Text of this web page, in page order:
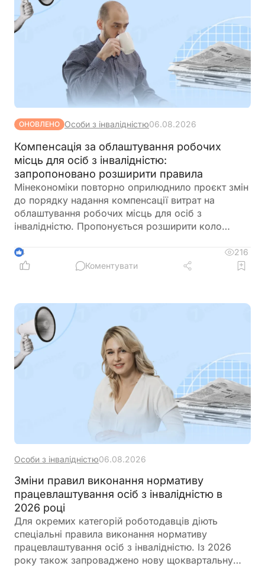
ОНОВЛЕНО Особи з інвалідністю06.08.2026
Компенсація за облаштування робочих
місць для осіб з інвалідністю:
запропоновано розширити правила
Мінекономіки повторно оприлюднило проєкт змін
до порядку надання компенсації витрат на
облаштування робочих місць для осіб з
інвалідністю. Пропонується розширити коло
ветеранів з інвалідністю, уточнити вимоги до
документів та умов оплати праці, а також
4
216
Коментувати
Особи з інвалідністю06.08.2026
Зміни правил виконання нормативу
працевлаштування осіб з інвалідністю в
2026 році
Для окремих категорій роботодавців діють
спеціальні правила виконання нормативу
працевлаштування осіб з інвалідністю. Із 2026
року також запроваджено нову щоквартальну